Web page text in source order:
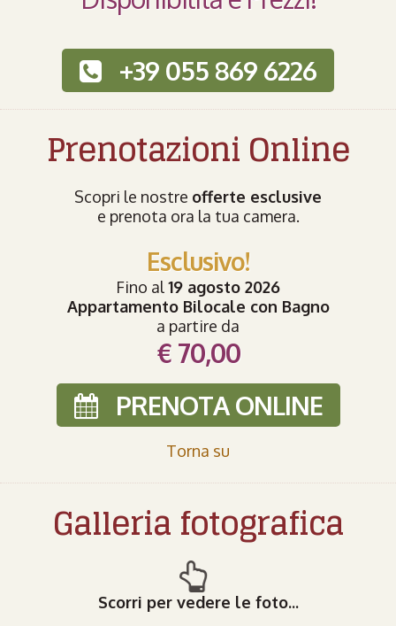
+39 055 869 6226
Prenotazioni Online
Scopri le nostre offerte esclusive
e prenota ora la tua camera.
Esclusivo!
Fino al19 agosto 2026
Appartamento Bilocale con Bagno
a partire da
€ 70,00
PRENOTA ONLINE
Torna su
Galleria fotografica
Scorri per vedere le foto...